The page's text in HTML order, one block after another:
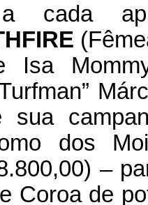
a cada
Isa
sua
dos
–
Coroa de